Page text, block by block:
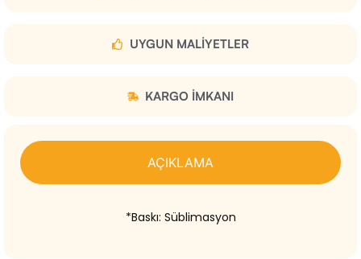
UYGUN MALIYETLER
KARGO IMKANI
AÇIKLAMA
*Baskı: Süblimasyon